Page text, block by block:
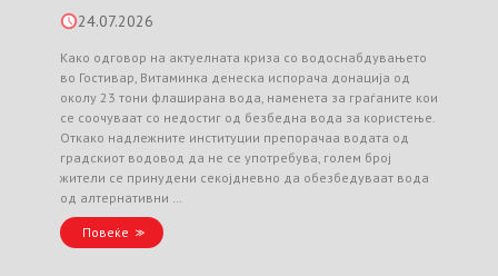
24.07.2026
Како одговор на актуелната криза со водоснабдувањето
во Гостивар, Витаминка денеска испорача донација од
околу 23 тони флаширана вода, наменета за граѓаните кои
се соочуваат со недостиг од безбедна вода за користење.
Откако надлежните институции препорачаа водата од
градскиот водовод да не се употребува, голем број
жители се принудени секојдневно да обезбедуваат вода
од алтернативни …
Повеќе